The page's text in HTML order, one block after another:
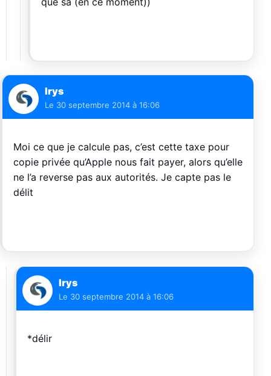
Irys
Le 30 septembre 2014 à 16:06
Moi ce que je calcule pas, c’est cette taxe pour
copie privée qu’Apple nous fait payer, alors qu’elle
ne l’a reverse pas aux autorités. Je capte pas le
délit
Irys
Le 30 septembre 2014 à 16:06
*délir